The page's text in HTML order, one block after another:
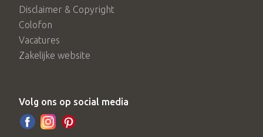
Disclaimer & Copyright
Colofon
Vacatures
Zakelijke website
Volg ons op social media